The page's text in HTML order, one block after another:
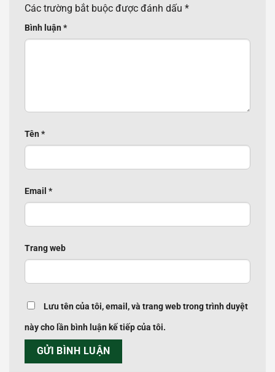
Các trường bắt buộc được đánh dấu *
Bình luận *
Tên *
Email *
Trang web
Lưu tên của tôi, email, và trang web trong trình duyệt
này cho lần bình luận kế tiếp của tôi.